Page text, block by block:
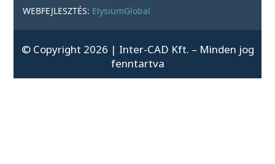
WEBFEJLESZTÉS: ElysiumGlobal
© Copyright 2026 | Inter-CAD Kft. – Minden jog
fenntartva